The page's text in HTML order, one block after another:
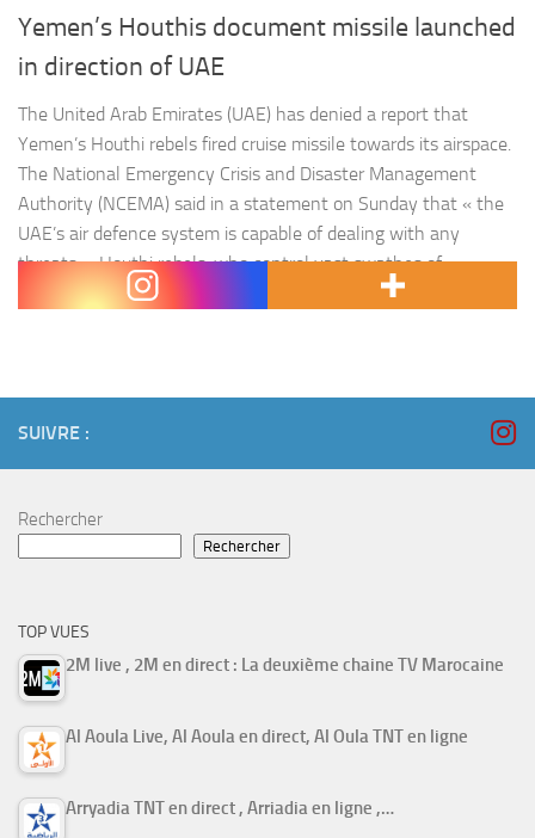
Yemen’s Houthis document missile launched
in direction of UAE
The United Arab Emirates (UAE) has denied a report that
Yemen’s Houthi rebels fired cruise missile towards its airspace.
The National Emergency Crisis and Disaster Management
Authority (NCEMA) said in a statement on Sunday that « the
UAE’s air defence system is capable of dealing with any
threats ». Houthi rebels, who control vast swathes of
Yemeni…
SUIVRE :
Rechercher
Rechercher
TOP VUES
2M live , 2M en direct : La deuxième chaine TV Marocaine
Al Aoula Live, Al Aoula en direct, Al Oula TNT en ligne
Arryadia TNT en direct , Arriadia en ligne ,…